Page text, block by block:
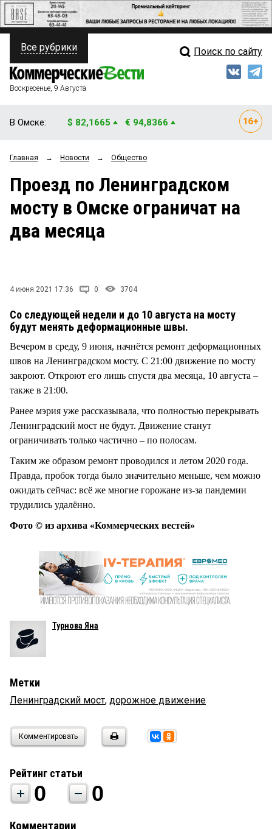
ПОЛИТИКА
ФИНАНСЫ
ОБЩЕСТВО
ЗАКОН
НОВОСТИ КОМПАНИЙ
Свежий выпуск
Рейтинги
Блоги
Все рубрики Поиск по сайту
Воскресенье, 9 Августа
В Омске: $ 82,1665 € 94,8366
Главная → Новости → Общество
Проезд по Ленинградском
мосту в Омске ограничат на
два месяца
4 июня 2021 17:36 0 3704
Со следующей недели и до 10 августа на мосту
будут менять деформационные швы.
Вечером в среду, 9 июня, начнётся ремонт деформационных
швов на Ленинградском мосту. С 21:00 движение по мосту
закроют. Откроют его лишь спустя два месяца, 10 августа –
также в 21:00.
Ранее мэрия уже рассказывала, что полностью перекрывать
Ленинградский мост не будут. Движение станут
ограничивать только частично – по полосам.
Таким же образом ремонт проводился и летом 2020 года.
Правда, пробок тогда было значительно меньше, чем можно
ожидать сейчас: всё же многие горожане из-за пандемии
трудились удалённо.
Фото © из архива «Коммерческих вестей»
Турнова Яна
Метки
Ленинградский мост, дорожное движение
Комментировать
Рейтинг статьи
0 0
Комментарии